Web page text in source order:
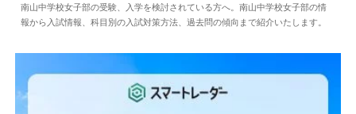
中学情報 2024.04.02
南山中学校女子部の受験、入学を検討されている方へ。南山中学校女子部の情
報から入試情報、科目別の入試対策方法、過去問の傾向まで紹介いたします。